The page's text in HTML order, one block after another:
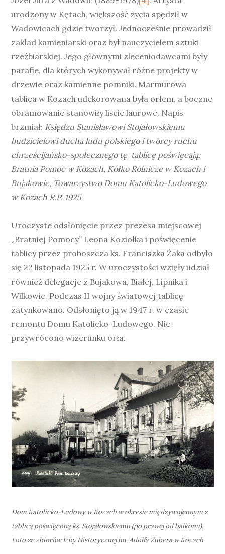
urodzony w Kętach, większość życia spędził w
Wadowicach gdzie tworzył. Jednocześnie prowadził
zakład kamieniarski oraz był nauczycielem sztuki
rzeźbiarskiej. Jego głównymi zleceniodawcami były
parafie, dla których wykonywał różne projekty w
drzewie oraz kamienne pomniki. Marmurowa
tablica w Kozach udekorowana była orłem, a boczne
obramowanie stanowiły liście laurowe. Napis
brzmiał: Księdzu Stanisławowi Stojałowskiemu
budzicielowi ducha ludu polskiego i twórcy ruchu
chrześcijańsko-społecznego tę tablicę poświęcają:
Bratnia Pomoc w Kozach, Kółko Rolnicze w Kozach i
Bujakowie, Towarzystwo Domu Katolicko-Ludowego
w Kozach R.P. 1925
Uroczyste odsłonięcie przez prezesa miejscowej
„Bratniej Pomocy” Leona Koziołka i poświęcenie
tablicy przez proboszcza ks. Franciszka Żaka odbyło
się 22 listopada 1925 r. W uroczystości wzięły udział
również delegacje z Bujakowa, Białej, Lipnika i
Wilkowic. Podczas II wojny światowej tablicę
zatynkowano. Odsłonięto ją w 1947 r. w czasie
remontu Domu Katolicko-Ludowego. Nie
przywrócono wizerunku orła.
Dom Katolicko-Ludowy w Kozach w okresie międzywojennym z
tablicą poświęconą ks. Stojałowskiemu (po prawej od balkonu).
Foto ze zbiorów Izby Historycznej im. Adolfa Zubera w Kozach